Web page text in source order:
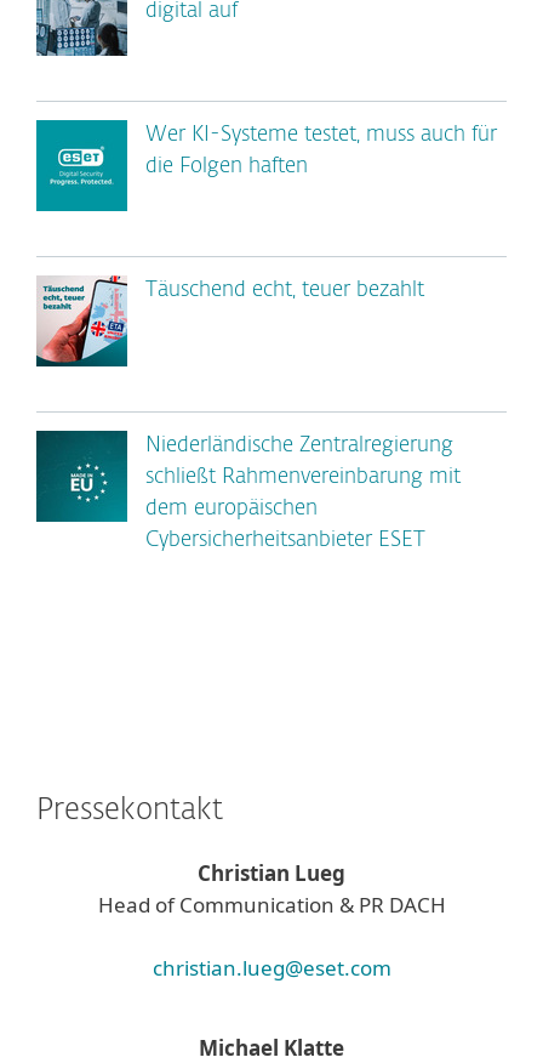
digital auf
Wer KI-Systeme testet, muss auch für
die Folgen haften
Täuschend echt, teuer bezahlt
Niederländische Zentralregierung
schließt Rahmenvereinbarung mit
dem europäischen
Cybersicherheitsanbieter ESET
Pressekontakt
Christian Lueg
Head of Communication & PR DACH
christian.lueg@eset.com
Michael Klatte